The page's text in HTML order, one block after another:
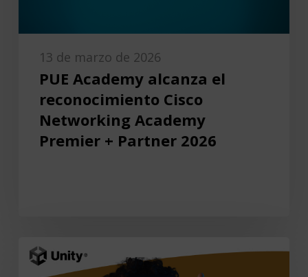
PUE Academy alcanza el
reconocimiento Cisco
Networking Academy
Premier + Partner 2026
13 de marzo de 2026